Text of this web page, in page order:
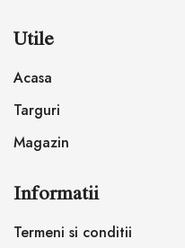
Utile
Acasa
Targuri
Magazin
Informatii
Termeni si conditii